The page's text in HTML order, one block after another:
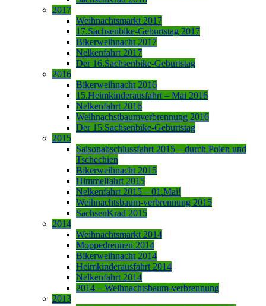
2017
Weihnachtsmarkt 2017
17.Sachsenbike-Geburtstag 2017
Bikerweihnacht 2017
Nelkenfahrt 2017
Der 16.Sachsenbike-Geburtstag
2016
Bikerweihnacht 2016
15.Heimkinderausfahrt – Mai 2016
Nelkenfahrt 2016
Weihnachstbaumverbrennung 2016
Der 15.Sachsenbike-Geburtstag
2015
Saisonabschlussfahrt 2015 – durch Polen und
Tschechien
Bikerweihnacht 2015
Himmelfahrt 2015
Nelkenfahrt 2015 – 01.Mai!
Weihnachtsbaum-verbrennung 2015
SachsenKrad 2015
2014
Weihnachtsmarkt 2014
Moppedrennen 2014
Bikerweihnacht 2014
Heimkinderausfahrt 2014
Nelkenfahrt 2014
2014 – Weihnachtsbaum-verbrennung
2013